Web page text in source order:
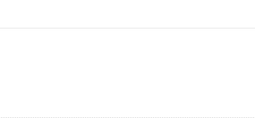
ΓΙΑ ΜΑΙΟ ΚΑΙ ΙΟΥΝΙΟ 2024
στην Ομβριακή Δομοκού την 1η